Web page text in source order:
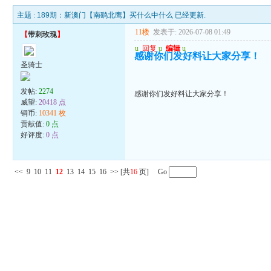
主题 : 189期：新澳门【南鹞北鹰】买什么中什么 已经更新.
【带刺玫瑰】
圣骑士
发帖:2274
威望:20418 点
铜币: 10341 枚
贡献值:0 点
好评度:0 点
11楼 发表于: 2026-07-08 01:49
u 回复 u 编辑 u
感谢你们发好料让大家分享！
感谢你们发好料让大家分享！
<< 9 10 11 12 13 14 15 16 >> [共16 页] Go